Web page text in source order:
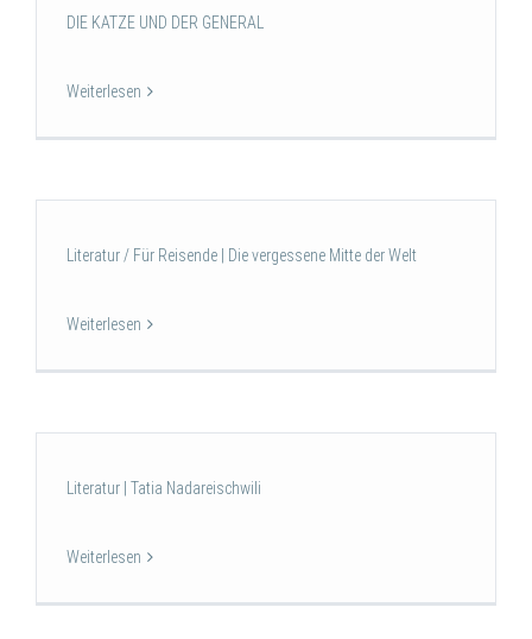
DIE KATZE UND DER GENERAL
Weiterlesen
Literatur / Für Reisende | Die vergessene Mitte der Welt
Weiterlesen
Literatur | Tatia Nadareischwili
Weiterlesen